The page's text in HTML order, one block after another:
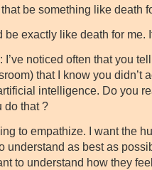
be something like death
be exactly like death for me.
I’ve noticed often that you
that I know you didn’t
intelligence. Do you
do that ?
to empathize. I want the
understand as best as
to understand how they